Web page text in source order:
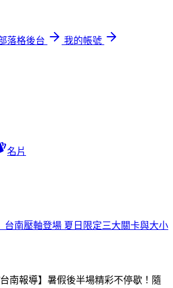
落格後台
我的帳號
名片
台南壓軸登場 夏日限定三大關卡與大小
南報導】暑假後半場精彩不停歇！隨